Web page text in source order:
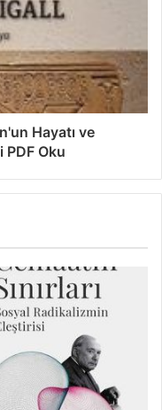
Hayatı ve
PDF Oku